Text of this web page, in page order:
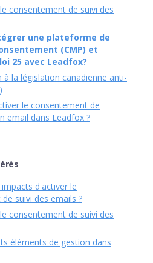
consentement de suivi des
une plateforme de
(CMP) et
25 avec Leadfox?
la législation canadienne anti-
le consentement de
email dans Leadfox ?
d'activer le
suivi des emails ?
consentement de suivi des
éléments de gestion dans